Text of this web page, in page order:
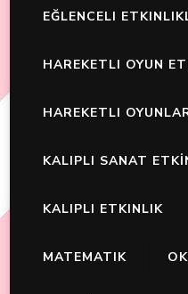
EĞLENCELI
HAREKETLI OYUN
HAREKETLI
KALIPLI SANAT
KALIPLI ETKINLIK
MATEMATIK